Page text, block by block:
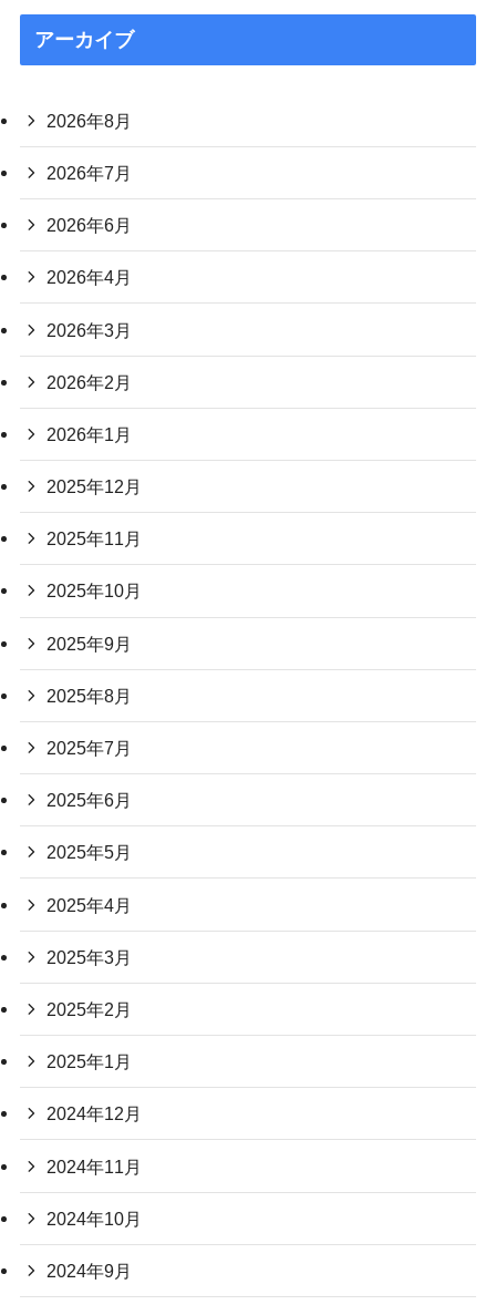
アーカイブ
2026年8月
2026年7月
2026年6月
2026年4月
2026年3月
2026年2月
2026年1月
2025年12月
2025年11月
2025年10月
2025年9月
2025年8月
2025年7月
2025年6月
2025年5月
2025年4月
2025年3月
2025年2月
2025年1月
2024年12月
2024年11月
2024年10月
2024年9月